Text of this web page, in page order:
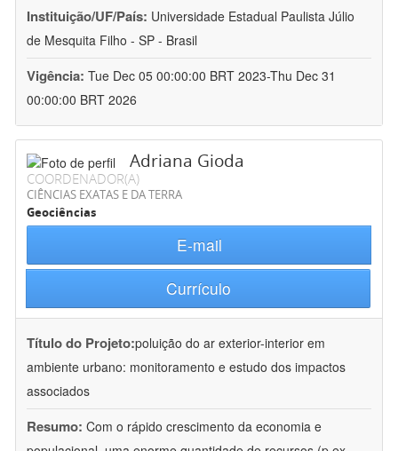
Instituição/UF/País: Universidade Estadual Paulista Júlio
de Mesquita Filho - SP - Brasil
Vigência: Tue Dec 05 00:00:00 BRT 2023-Thu Dec 31
00:00:00 BRT 2026
Adriana Gioda
COORDENADOR(A)
CIÊNCIAS EXATAS E DA TERRA
Geociências
E-mail
Currículo
Título do Projeto:poluição do ar exterior-interior em
ambiente urbano: monitoramento e estudo dos impactos
associados
Resumo: Com o rápido crescimento da economia e